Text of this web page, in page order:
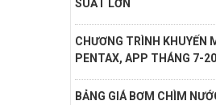
SUẤT LỚN
CHƯƠNG TRÌNH KHUYẾN
PENTAX, APP THÁNG 7-
BẢNG GIÁ BƠM CHÌM